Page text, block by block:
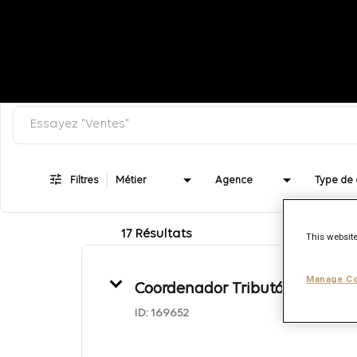
Job Search Page
Filtres Métier Agence
17 Résultats
Coordenador Tributário
ID: 169652
This
Manage